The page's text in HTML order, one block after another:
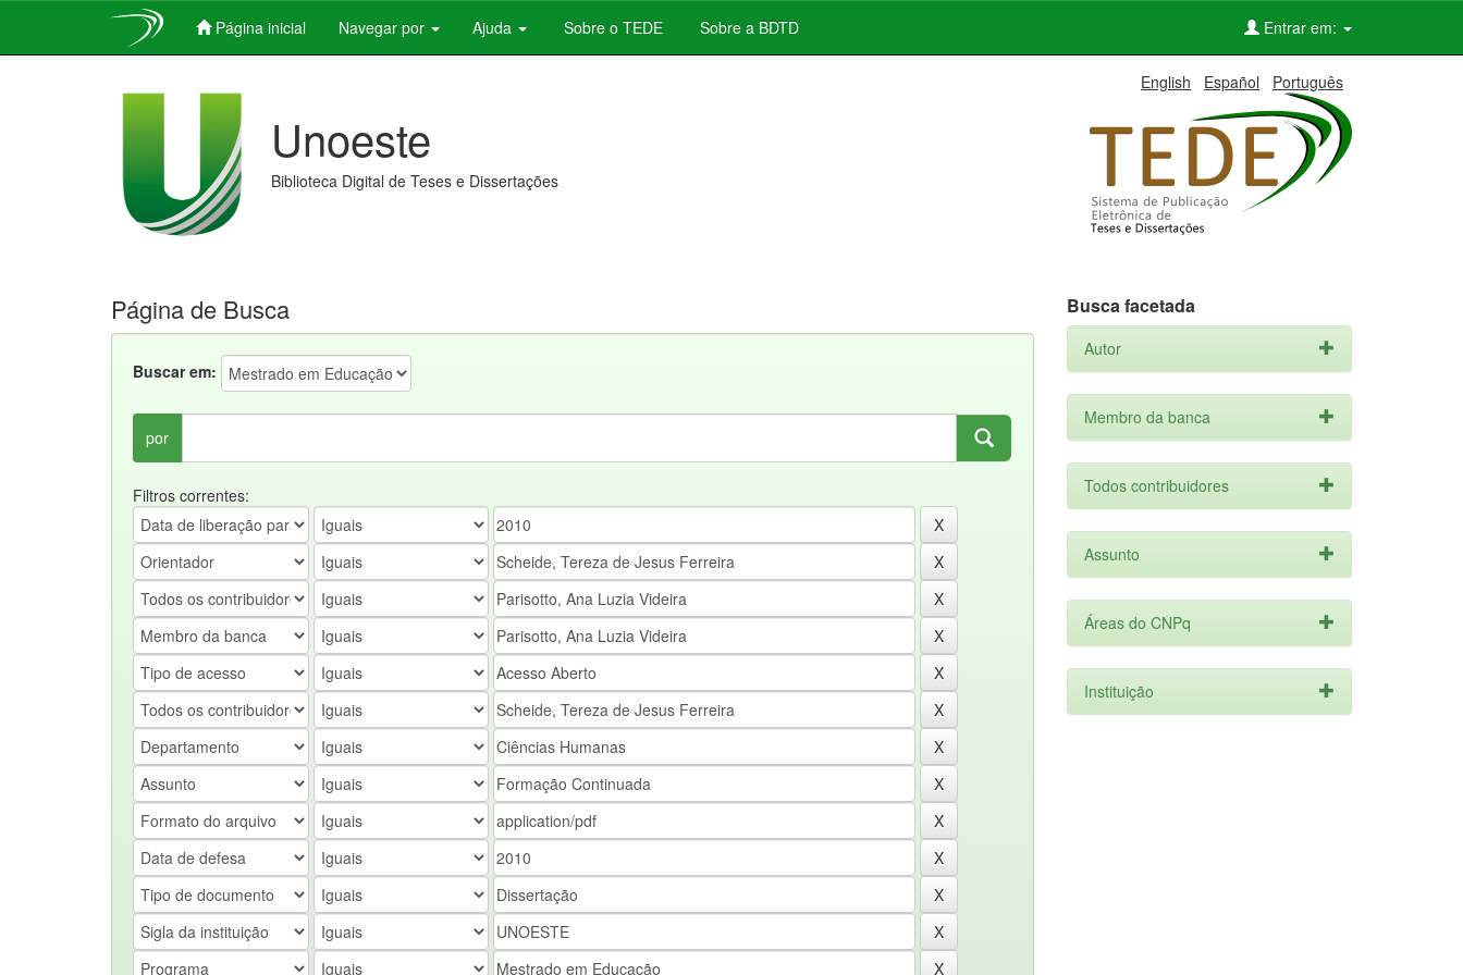
Página inicial Navegar por Ajuda Sobre o TEDE Sobre a BDTD Entrar em:
English Español Português
Unoeste
Biblioteca Digital de Teses e Dissertações
Página de Busca
Buscar em:
por
Filtros correntes:
Busca facetada
Autor
Membro da banca
Todos contribuidores
Assunto
Áreas do CNPq
Instituição